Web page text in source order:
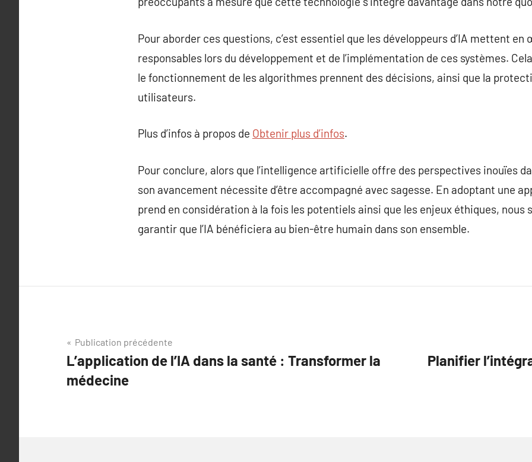
Pour aborder ces questions, c’est essentiel que les développeurs d’IA mettent
responsables lors du développement et de l’implémentation de ces systèmes.
le fonctionnement de les algorithmes prennent des décisions, ainsi que la
utilisateurs.
Plus d’infos à propos de Obtenir plus d’infos.
Pour conclure, alors que l’intelligence artificielle offre des perspectives inouïes
son avancement nécessite d’être accompagné avec sagesse. En adoptant une
prend en considération à la fois les potentiels ainsi que les enjeux éthiques, nous
garantir que l’IA bénéficiera au bien-être humain dans son ensemble.
Navigation
de
l’article
Publication précédente
L’application de l’IA dans la santé : Transformer la
médecine
Planifier